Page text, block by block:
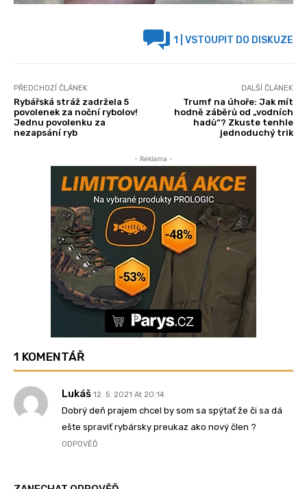
1 | VSTOUPIT DO DISKUZE
PŘEDCHOZÍ ČLÁNEK
Rybářská stráž zadržela 5
povolenek za noční rybolov!
Jednu povolenku za
nezapsání ryb
DALŠÍ ČLÁNEK
Trumf na úhoře: Jak mít
hodně záběrů od „vodních
hadů“? Zkuste tenhle
jednoduchý trik
- Reklama -
1 KOMENTÁŘ
Lukáš 12. 5. 2021 At 20:14
Dobrý deň prajem chcel by som sa spýtať že či sa dá
ešte spraviť rybársky preukaz ako nový člen ?
ODPOVĚĎ